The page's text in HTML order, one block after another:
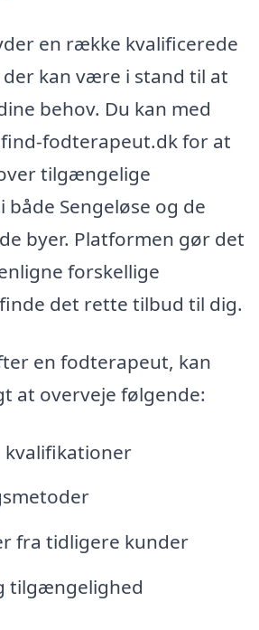
en række kvalificerede
kan være i stand til at
behov. Du kan med
fodterapeut.dk for at
tilgængelige
Sengeløse og de
byer. Platformen gør det
forskellige
det rette tilbud til dig.
en fodterapeut, kan
at overveje følgende:
kvalifikationer
fra tidligere kunder
tilgængelighed